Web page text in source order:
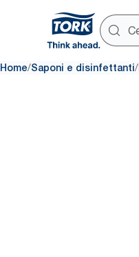
Home/Saponi e disinfettanti/